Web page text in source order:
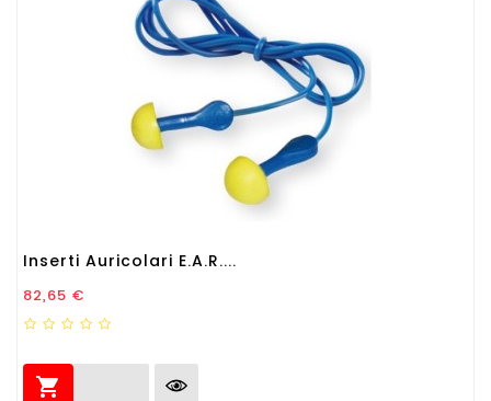
Inserti Auricolari E.A.R....
Prezzo
82,65 €
